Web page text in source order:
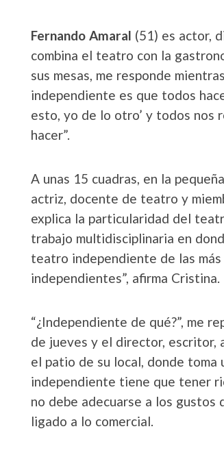
Fernando Amaral (51) es actor,
combina el teatro con la
sus mesas, me responde
independiente es que todos
esto, yo de lo otro’ y todos nos
hacer”.
A unas 15 cuadras, en la
actriz, docente de teatro y
explica la particularidad del
trabajo multidisciplinaria en
teatro independiente de las
independientes”, afirma Cristina.
“¿Independiente de qué?”, me
de jueves y el director, escritor,
el patio de su local, donde toma
independiente tiene que tener
no debe adecuarse a los
ligado a lo comercial.